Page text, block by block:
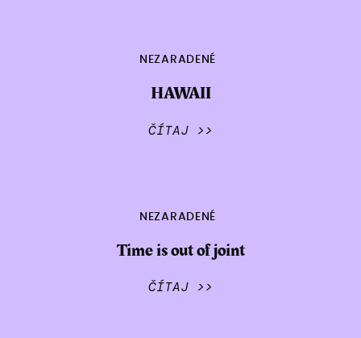
NEZARADENÉ
HAWAII
ČÍTAJ >>
NEZARADENÉ
Time is out of joint
ČÍTAJ >>